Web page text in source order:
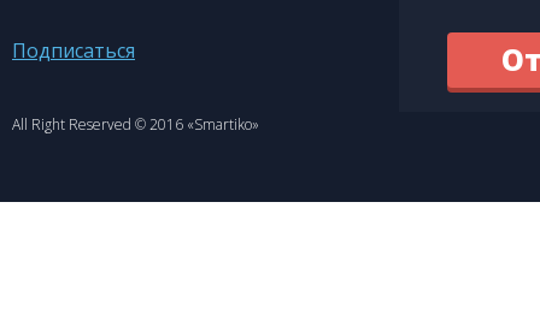
Подписаться
All Right Reserved © 2016 «Smartiko»